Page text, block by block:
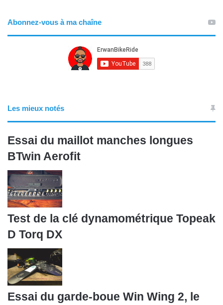
Abonnez-vous à ma chaîne
Les mieux notés
Essai du maillot manches longues
BTwin Aerofit
Test de la clé dynamométrique Topeak
D Torq DX
Essai du garde-boue Win Wing 2, le